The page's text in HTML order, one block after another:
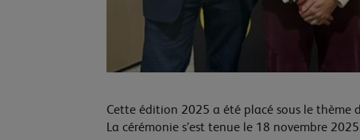
Cette édition 2025 a été placé sous le thème
La cérémonie s’est tenue le 18 novembre